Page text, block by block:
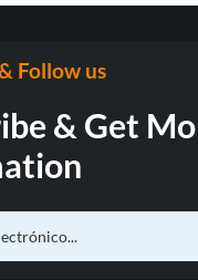
Follow us
& Get